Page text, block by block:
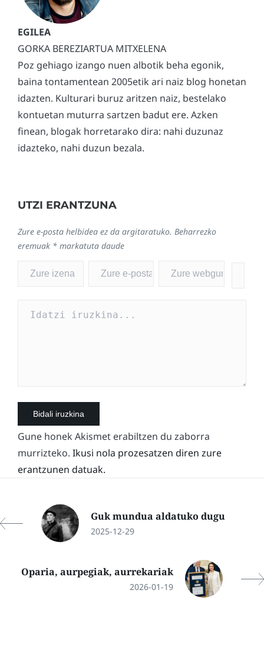
GORKA BEREZIARTUA MITXELENA
Poz gehiago izango nuen albotik beha egonik,
baina tontamentean 2005etik ari naiz blog honetan
idazten. Kulturari buruz aritzen naiz, bestelako
kontuetan muturra sartzen badut ere. Azken
finean, blogak horretarako dira: nahi duzunaz
idazteko, nahi duzun bezala.
UTZI ERANTZUNA
Zure e-posta helbidea ez da argitaratuko. Beharrezko
eremuak * markatuta daude
Gune honek Akismet erabiltzen du zaborra
murrizteko. Ikusi nola prozesatzen diren zure
erantzunen datuak.
Guk mundua aldatuko dugu
2025-12-29
Oparia, aurpegiak, aurrekariak
2026-01-19